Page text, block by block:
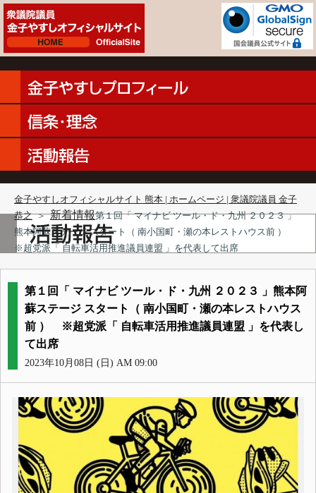
金子やすしオフィシャルサイト 熊本 | ホームページ | 衆議院議員 金子
恭之 ＞ 新着情報第１回「 マイナビ ツール・ド・九州 ２０２３ 」
熊本阿蘇ステージ スタート（ 南小国町・瀬の本レストハウス前 ）
※超党派「 自転車活用推進議員連盟 」を代表して出席
第１回「 マイナビ ツール・ド・九州 ２０２３ 」熊本阿
蘇ステージ スタート（ 南小国町・瀬の本レストハウス
前 ） ※超党派「 自転車活用推進議員連盟 」を代表し
て出席
2023年10月08日 (日) AM 09:00